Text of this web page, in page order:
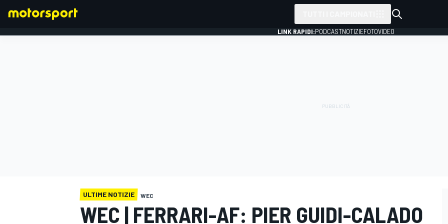
LINK RAPIDI:PODCASTNOTIZIEFOTOVIDEO
ULTIME NOTIZIE WEC
WEC | FERRARI-AF: PIER GUIDI-CALADO